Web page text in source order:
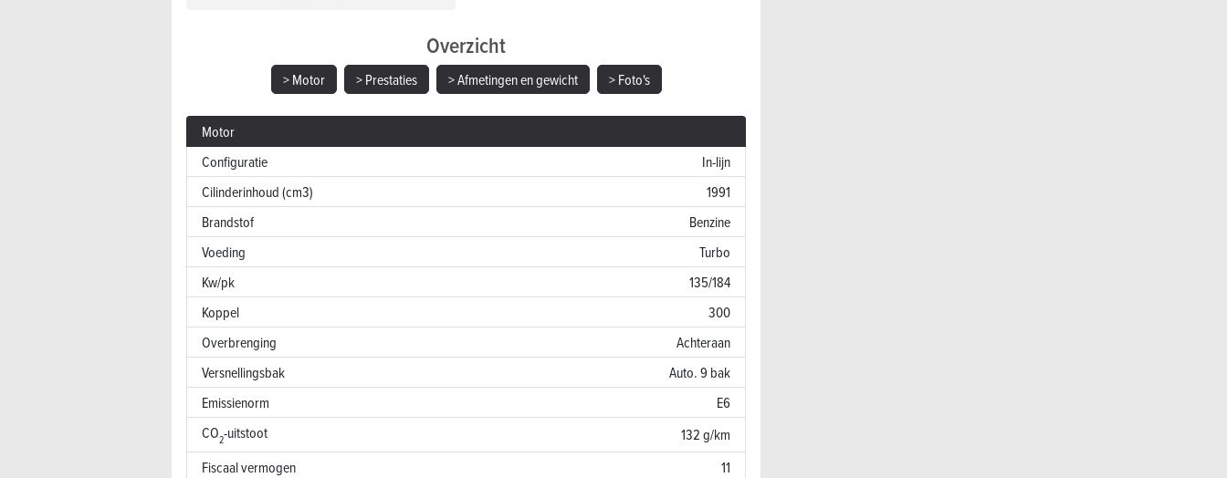
Overzicht
> Motor > Prestaties > Afmetingen en gewicht > Foto's
Motor
Configuratie
In-lijn
Cilinderinhoud (cm3)
1991
Brandstof
Benzine
Voeding
Turbo
Kw/pk
135/184
Koppel
300
Overbrenging
Achteraan
Versnellingsbak
Auto. 9 bak
Emissienorm
E6
CO2-uitstoot
132 g/km
Fiscaal vermogen
11